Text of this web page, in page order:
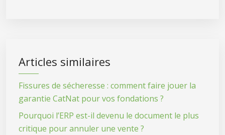
Articles similaires
Fissures de sécheresse : comment faire jouer la
garantie CatNat pour vos fondations ?
Pourquoi l’ERP est-il devenu le document le plus
critique pour annuler une vente ?